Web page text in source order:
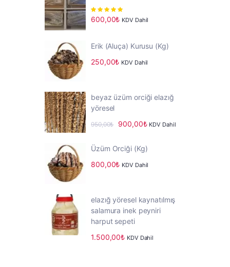
üzerinden
600,00₺ KDV Dahil
Erik (Aluça) Kurusu (Kg)
250,00₺ KDV Dahil
beyaz üzüm orciği elazığ
yöresel
950,00₺
Orijinal
950,00₺.
900,00₺Şu
fiyat:
KDV Dahil
Üzüm Orciği (Kg)
800,00₺ KDV Dahil
elazığ yöresel kaynatılmış
salamura inek peyniri
harput sepeti
1.500,00₺ KDV Dahil